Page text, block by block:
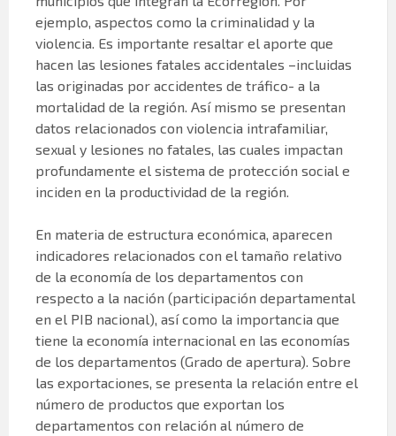
ejemplo, aspectos como la criminalidad y la
violencia. Es importante resaltar el aporte que
hacen las lesiones fatales accidentales –incluidas
las originadas por accidentes de tráfico- a la
mortalidad de la región. Así mismo se presentan
datos relacionados con violencia intrafamiliar,
sexual y lesiones no fatales, las cuales impactan
profundamente el sistema de protección social e
inciden en la productividad de la región.
En materia de estructura económica, aparecen
indicadores relacionados con el tamaño relativo
de la economía de los departamentos con
respecto a la nación (participación departamental
en el PIB nacional), así como la importancia que
tiene la economía internacional en las economías
de los departamentos (Grado de apertura). Sobre
las exportaciones, se presenta la relación entre el
número de productos que exportan los
departamentos con relación al número de